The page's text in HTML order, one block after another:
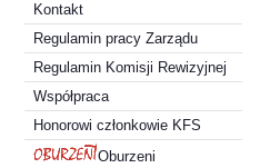
Kontakt
Regulamin pracy Zarządu
Regulamin Komisji Rewizyjnej
Współpraca
Honorowi członkowie KFS
Oburzeni